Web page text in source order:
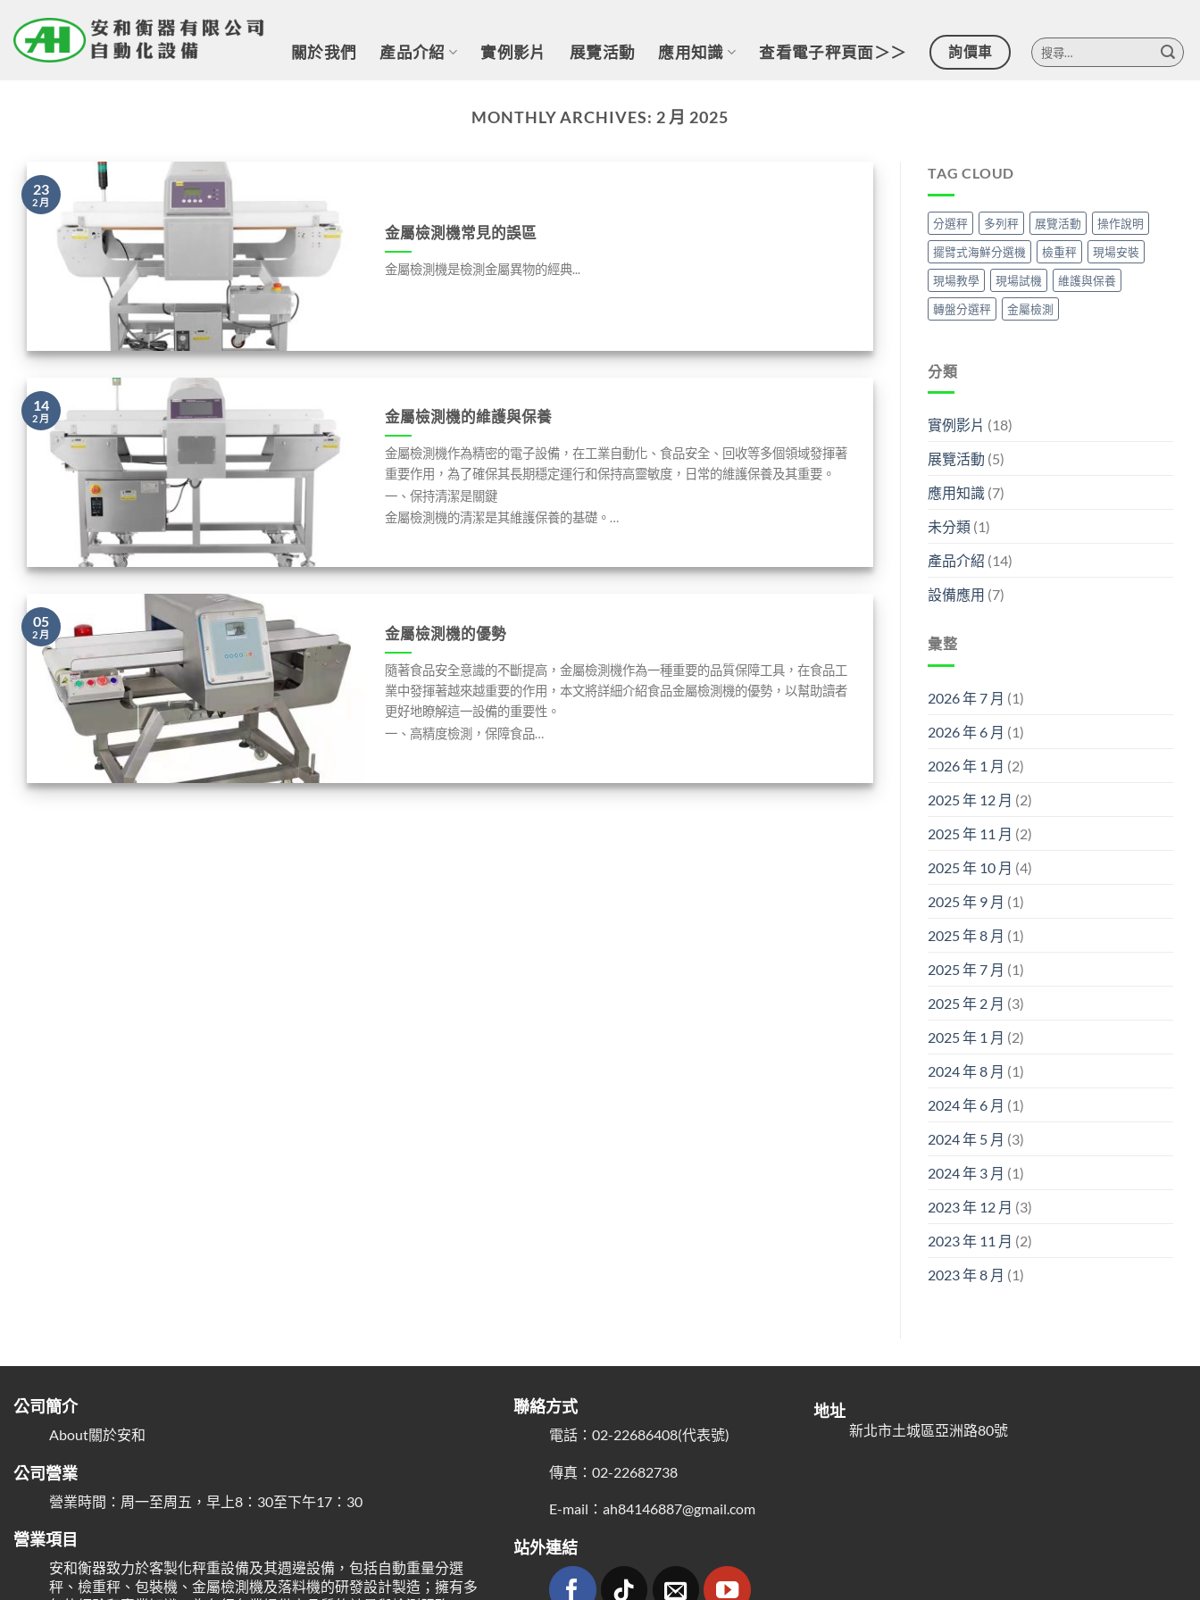
content
關於我們 產品介紹 實例影片 展覽活動 應用知識 查看電子秤頁面＞＞ 詢價車
搜
尋
MONTHLY ARCHIVES: 2 月 2025
金屬檢測機常見的誤區
金屬檢測機是檢測金屬異物的經典...
23
2 月
金屬檢測機的維護與保養
金屬檢測機作為精密的電子設備，在工業自動化、食品安全、回收等多個領域發揮著
重要作用，為了確保其長期穩定運行和保持高靈敏度，日常的維護保養及其重要。
一、保持清潔是關鍵
金屬檢測機的清潔是其維護保養的基礎。…
14
2 月
金屬檢測機的優勢
隨著食品安全意識的不斷提高，金屬檢測機作為一種重要的品質保障工具，在食品工
業中發揮著越來越重要的作用，本文將詳細介紹食品金屬檢測機的優勢，以幫助讀者
更好地瞭解這一設備的重要性。
一、高精度檢測，保障食品…
05
2 月
TAG CLOUD
分選秤 多列秤 展覽活動
操作說明
擺臂式海鮮分選機
檢重秤
現場安裝
現場教學
現場試機
維護與保養
轉盤分選秤
金屬檢測
分類
實例影片 (18)
展覽活動 (5)
應用知識 (7)
未分類 (1)
產品介紹 (14)
設備應用 (7)
彙整
2026 年 7 月 (1)
2026 年 6 月 (1)
2026 年 1 月 (2)
2025 年 12 月 (2)
2025 年 11 月 (2)
2025 年 10 月 (4)
2025 年 9 月 (1)
2025 年 8 月 (1)
2025 年 7 月 (1)
2025 年 2 月 (3)
2025 年 1 月 (2)
2024 年 8 月 (1)
2024 年 6 月 (1)
2024 年 5 月 (3)
2024 年 3 月 (1)
2023 年 12 月 (3)
2023 年 11 月 (2)
2023 年 8 月 (1)
公司簡介
About關於安和
公司營業
營業時間：周一至周五，早上8：30至下午17：30
營業項目
安和衡器致力於客製化秤重設備及其週邊設備，包括自動重量分選
秤、檢重秤、包裝機、金屬檢測機及落料機的研發設計製造；擁有多
聯絡方式
電話：02-22686408(代表號)
傳真：02-22682738
E-mail：ah84146887@gmail.com
站外連結
地址
新北市土城區亞洲路80號